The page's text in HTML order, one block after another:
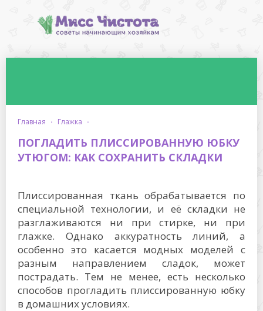
главная · глажка ·
ПОГЛАДИТЬ ПЛИССИРОВАННУЮ ЮБКУ
УТЮГОМ: КАК СОХРАНИТЬ СКЛАДКИ
Плиссированная ткань обрабатывается по
специальной технологии, и её складки не
разглаживаются ни при стирке, ни при
глажке. Однако аккуратность линий, а
особенно это касается модных моделей с
разным направлением сладок, может
пострадать. Тем не менее, есть несколько
способов прогладить плиссированную юбку
в домашних условиях.